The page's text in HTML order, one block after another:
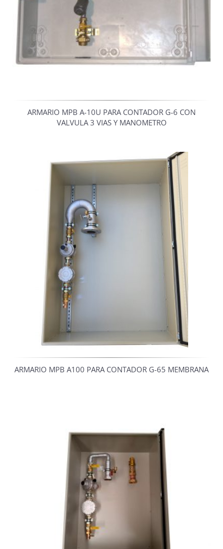
ARMARIO MPB A-10U PARA CONTADOR G-6 CON
VALVULA 3 VIAS Y MANOMETRO
ARMARIO MPB A100 PARA CONTADOR G-65 MEMBRANA